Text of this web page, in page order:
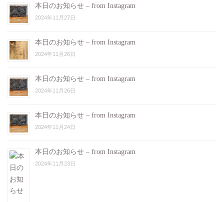
本日のお知らせ – from Instagram
2024年11月27日
本日のお知らせ – from Instagram
2024年11月26日
本日のお知らせ – from Instagram
2024年11月26日
本日のお知らせ – from Instagram
2024年11月24日
本日のお知らせ – from Instagram
2024年11月23日